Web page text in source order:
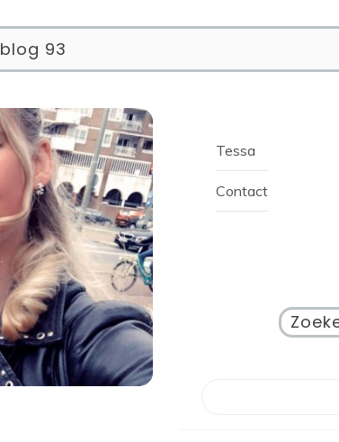
blog 93
Tessa
Contact